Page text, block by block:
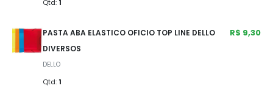
Qtd: 1
PASTA ABA ELASTICO OFICIO TOP LINE DELLO
DIVERSOS
DELLO
Qtd: 1
R$ 9,30